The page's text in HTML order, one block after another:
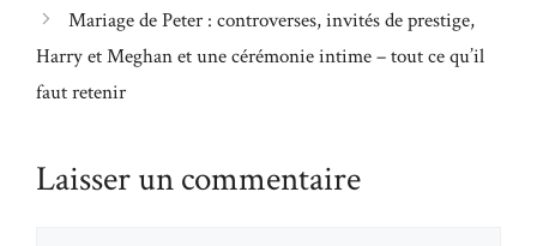
Mariage de Peter : controverses, invités de prestige,
Harry et Meghan et une cérémonie intime – tout ce qu’il
faut retenir
Laisser un commentaire